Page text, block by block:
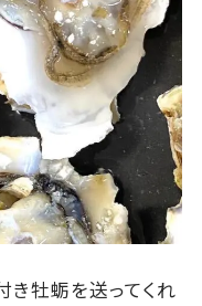
き牡蛎を送ってくれ